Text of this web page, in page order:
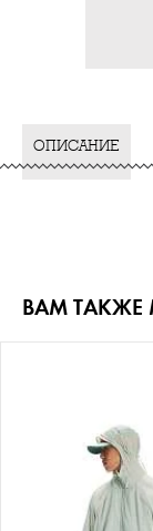
ОПИСАНИЕ
ВАМ ТАКЖЕ